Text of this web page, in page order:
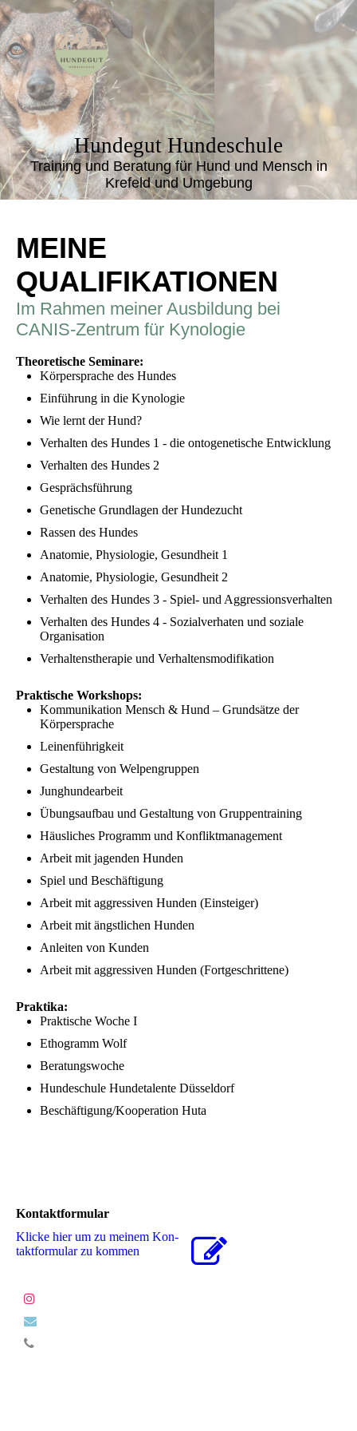
Hundegut Hundeschule
Training und Beratung für Hund und Mensch in
Krefeld und Umgebung
MEINE
QUALIFIKATIONEN
Im Rahmen meiner Ausbildung bei
CANIS-Zentrum für Kynologie
Theoretische Seminare:
Körpersprache des Hundes
Einführung in die Kynologie
Wie lernt der Hund?
Verhalten des Hundes 1 - die ontogenetische Entwicklung
Verhalten des Hundes 2
Gesprächsführung
Genetische Grundlagen der Hundezucht
Rassen des Hundes
Anatomie, Physiologie, Gesundheit 1
Anatomie, Physiologie, Gesundheit 2
Verhalten des Hundes 3 - Spiel- und Aggressionsverhalten
Verhalten des Hundes 4 - Sozialverhaten und soziale
Organisation
Verhaltenstherapie und Verhaltensmodifikation
Praktische Workshops:
Kommunikation Mensch & Hund – Grundsätze der
Körpersprache
Leinenführigkeit
Gestaltung von Welpengruppen
Junghundearbeit
Übungsaufbau und Gestaltung von Gruppentraining
Häusliches Programm und Konfliktmanagement
Arbeit mit jagenden Hunden
Spiel und Beschäftigung
Arbeit mit aggressiven Hunden (Einsteiger)
Arbeit mit ängstlichen Hunden
Anleiten von Kunden
Arbeit mit aggressiven Hunden (Fortgeschrittene)
Praktika:
Praktische Woche I
Ethogramm Wolf
Beratungswoche
Hundeschule Hundetalente Düsseldorf
Beschäftigung/Kooperation Huta
Kontaktformular
Klicke hier um zu meinem Kon­
takt­for­mu­lar zu kommen